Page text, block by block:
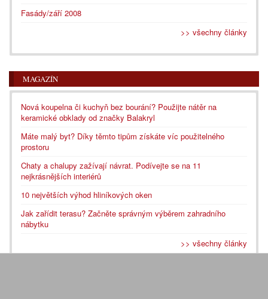
Fasády/září 2008
>> všechny články
MAGAZÍN
Nová koupelna či kuchyň bez bourání? Použijte nátěr na
keramické obklady od značky Balakryl
Máte malý byt? Díky těmto tipům získáte víc použitelného
prostoru
Chaty a chalupy zažívají návrat. Podívejte se na 11
nejkrásnějších interiérů
10 největších výhod hliníkových oken
Jak zařídit terasu? Začněte správným výběrem zahradního
nábytku
>> všechny články